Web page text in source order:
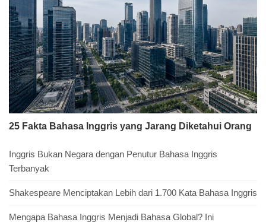
25 Fakta Bahasa Inggris yang Jarang Diketahui Orang
Inggris Bukan Negara dengan Penutur Bahasa Inggris
Terbanyak
Shakespeare Menciptakan Lebih dari 1.700 Kata Bahasa Inggris
Mengapa Bahasa Inggris Menjadi Bahasa Global? Ini